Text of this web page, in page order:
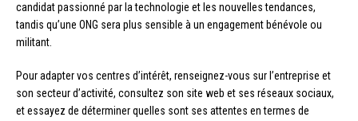
candidat passionné par la technologie et les nouvelles tendances,
tandis qu’une ONG sera plus sensible à un engagement bénévole ou
militant.
Pour adapter vos centres d’intérêt, renseignez-vous sur l’entreprise et
son secteur d’activité, consultez son site web et ses réseaux sociaux,
et essayez de déterminer quelles sont ses attentes en termes de